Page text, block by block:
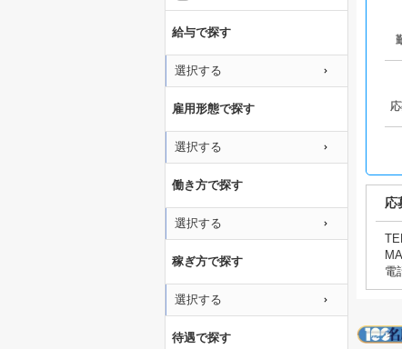
応
電
給与で探す
選択する
雇用形態で探す
選択する
働き方で探す
選択する
稼ぎ方で探す
選択する
待遇で探す